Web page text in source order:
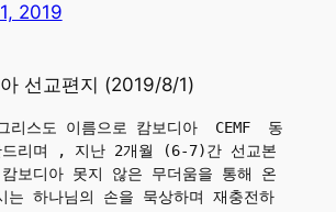
2019
선교편지 (2019/8/1)
리스도 이름으로 캄보디아  CEMF  동
드리며 , 지난 2개월 (6-7)간 선교본
보디아 못지 않은 무더움을 통해 온
는 하나님의 손을 묵상하며 재충전하